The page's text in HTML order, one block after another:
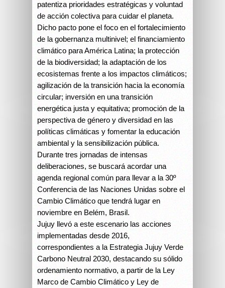
patentiza prioridades estratégicas y voluntad
de acción colectiva para cuidar el planeta.
Dicho pacto pone el foco en el fortalecimiento
de la gobernanza multinivel; el financiamiento
climático para América Latina; la protección
de la biodiversidad; la adaptación de los
ecosistemas frente a los impactos climáticos;
agilización de la transición hacia la economía
circular; inversión en una transición
energética justa y equitativa; promoción de la
perspectiva de género y diversidad en las
políticas climáticas y fomentar la educación
ambiental y la sensibilización pública.
Durante tres jornadas de intensas
deliberaciones, se buscará acordar una
agenda regional común para llevar a la 30º
Conferencia de las Naciones Unidas sobre el
Cambio Climático que tendrá lugar en
noviembre en Belém, Brasil.
Jujuy llevó a este escenario las acciones
implementadas desde 2016,
correspondientes a la Estrategia Jujuy Verde
Carbono Neutral 2030, destacando su sólido
ordenamiento normativo, a partir de la Ley
Marco de Cambio Climático y Ley de